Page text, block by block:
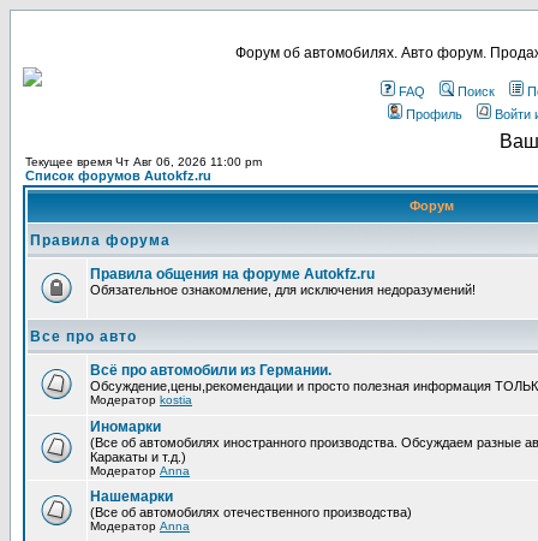
Форум об автомобилях. Авто форум.
FAQ Поиск
Профиль
Войти
Текущее время Чт Авг 06, 2026 11:00 pm
Список форумов Autokfz.ru
Форум
Правила форума
Правила общения на форуме Autokfz.ru
Обязательное ознакомление, для исключения недоразумений!
Все про авто
Всё про автомобили из Германии.
Обсуждение,цены,рекомендации и просто полезная информация
Модератор kostia
Иномарки
(Все об автомобилях иностранного производства. Обсуждаем разные
Каракаты и т.д.)
Модератор Anna
Нашемарки
(Все об автомобилях отечественного производства)
Модератор Anna